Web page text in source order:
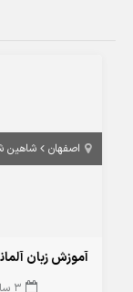
اصفهان شاهین
آموزش زبان
3 سال قبل